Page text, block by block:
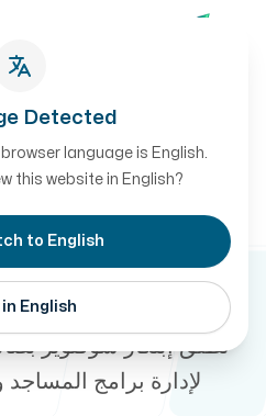
Detected
language is English.
this website in English?
to English
English
أعمالنا
من نحن
-
إطلاق منصة
تطلق إبتكار سوفتوير
لإدارة برامج